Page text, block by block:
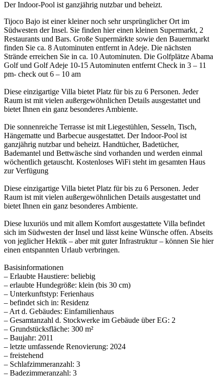
Der Indoor-Pool ist ganzjährig nutzbar und beheizt.
Tijoco Bajo ist einer kleiner noch sehr ursprünglicher Ort im
Südwesten der Insel. Sie finden hier einen kleinen Supermarkt, 2
Restaurants und Bars. Große Supermärkte sowie den Bauernmarkt
finden Sie ca. 8 Autominuten entfernt in Adeje. Die nächsten
Strände erreichen Sie in ca. 10 Autominuten. Die Golfplätze Abama
Golf und Golf Adeje 10-15 Autominuten entfernt Check in 3 – 11
pm- check out 6 – 10 am
Diese einzigartige Villa bietet Platz für bis zu 6 Personen. Jeder
Raum ist mit vielen außergewöhnlichen Details ausgestattet und
bietet Ihnen ein ganz besonderes Ambiente.
Die sonnenreiche Terrasse ist mit Liegestühlen, Sesseln, Tisch,
Hängematte und Barbecue ausgestattet. Der Indoor-Pool ist
ganzjährig nutzbar und beheizt. Handtücher, Badetücher,
Bademantel und Bettwäsche sind vorhanden und werden einmal
wöchentlich getauscht. Kostenloses WiFi steht im gesamten Haus
zur Verfügung
Diese einzigartige Villa bietet Platz für bis zu 6 Personen. Jeder
Raum ist mit vielen außergewöhnlichen Details ausgestattet und
bietet Ihnen ein ganz besonderes Ambiente.
Diese luxuriös und mit allem Komfort ausgestattete Villa befindet
sich im Südwesten der Insel und lässt keine Wünsche offen. Abseits
von jeglicher Hektik – aber mit guter Infrastruktur – können Sie hier
einen entspannten Urlaub verbringen.
Basisinformationen
– Erlaubte Haustiere: beliebig
– erlaubte Hundegröße: klein (bis 30 cm)
– Unterkunftstyp: Ferienhaus
– befindet sich in: Residenz
– Art d. Gebäudes: Einfamilienhaus
– Gesamtanzahl d. Stockwerke im Gebäude über EG: 2
– Grundstücksfläche: 300 m²
– Baujahr: 2011
– letzte umfassende Renovierung: 2024
– freistehend
– Schlafzimmeranzahl: 3
– Badezimmeranzahl: 3